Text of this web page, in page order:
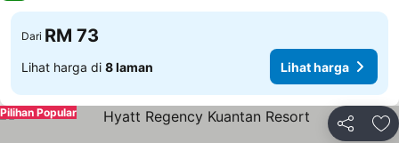
Dari RM 73
Lihat harga di 8 laman Lihat harga
Kongsi
Pilihan Popular